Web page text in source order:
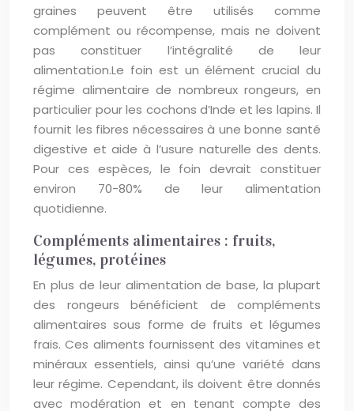
graines peuvent être utilisés comme
complément ou récompense, mais ne doivent
pas constituer l’intégralité de leur
alimentation.Le foin est un élément crucial du
régime alimentaire de nombreux rongeurs, en
particulier pour les cochons d’Inde et les lapins. Il
fournit les fibres nécessaires à une bonne santé
digestive et aide à l’usure naturelle des dents.
Pour ces espèces, le foin devrait constituer
environ 70-80% de leur alimentation
quotidienne.
Compléments alimentaires : fruits,
légumes, protéines
En plus de leur alimentation de base, la plupart
des rongeurs bénéficient de compléments
alimentaires sous forme de fruits et légumes
frais. Ces aliments fournissent des vitamines et
minéraux essentiels, ainsi qu’une variété dans
leur régime. Cependant, ils doivent être donnés
avec modération et en tenant compte des